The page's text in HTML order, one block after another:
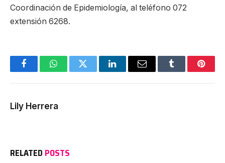
Coordinación de Epidemiología, al teléfono 072
extensión 6268.
FacebookWhatsAppTwitter LinkedInEmail Tumblr
Lily Herrera
RELATED POSTS